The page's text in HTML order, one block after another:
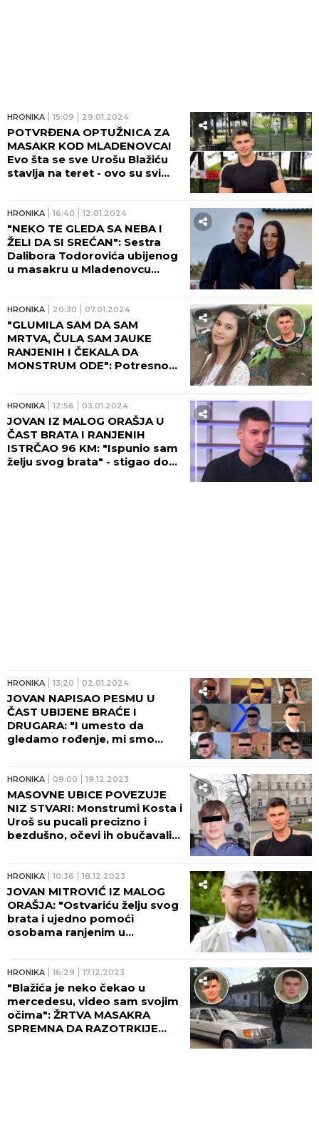
HRONIKA 15:09 29.01.2024
POTVRĐENA OPTUŽNICA ZA
MASAKR KOD MLADENOVCA!
Evo šta se sve Urošu Blažiću
stavlja na teret - ovo su svi
HRONIKA 16:40 12.01.2024
"NEKO TE GLEDA SA NEBA I
ŽELI DA SI SREĆAN": Sestra
Dalibora Todorovića ubijenog
u masakru u Mladenovcu
HRONIKA 20:30 07.01.2024
"GLUMILA SAM DA SAM
MRTVA, ČULA SAM JAUKE
RANJENIH I ČEKALA DA
MONSTRUM ODE": Potresno
HRONIKA 12:56 03.01.2024
JOVAN IZ MALOG ORAŠJA U
ČAST BRATA I RANJENIH
ISTRČAO 96 KM: "Ispunio sam
želju svog brata" - stigao do
HRONIKA 13:20 02.01.2024
JOVAN NAPISAO PESMU U
ČAST UBIJENE BRAĆE I
DRUGARA: "I umesto da
gledamo rođenje, mi smo
HRONIKA 09:00 19.12.2023
MASOVNE UBICE POVEZUJE
NIZ STVARI: Monstrumi Kosta i
Uroš su pucali precizno i
bezdušno, očevi ih obučavali...
HRONIKA 10:36 18.12.2023
JOVAN MITROVIĆ IZ MALOG
ORAŠJA: "Ostvariću želju svog
brata i ujedno pomoći
osobama ranjenim u
HRONIKA 16:29 17.12.2023
"Blažića je neko čekao u
mercedesu, video sam svojim
očima": ŽRTVA MASAKRA
SPREMNA DA RAZOTRKIJE